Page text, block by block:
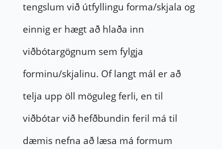
tengslum við útfyllingu forma/skjala og
einnig er hægt að hlaða inn
viðbótargögnum sem fylgja
forminu/skjalinu. Of langt mál er að
telja upp öll möguleg ferli, en til
viðbótar við hefðbundin feril má til
dæmis nefna að læsa má formum